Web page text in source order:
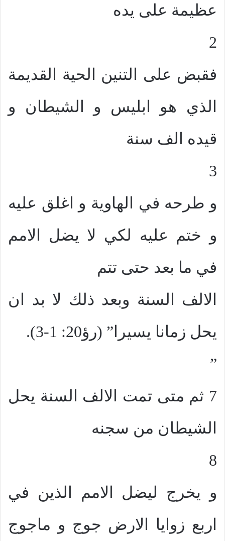
عظيمة على يده
2
فقبض على التنين الحية القديمة
الذي هو ابليس و الشيطان و
قيده الف سنة
3
و طرحه في الهاوية و اغلق عليه
و ختم عليه لكي لا يضل الامم
في ما بعد حتى تتم
الالف السنة وبعد ذلك لا بد ان
يحل زمانا يسيرا” (رؤ20: 1-3).
”
7 ثم متى تمت الالف السنة يحل
الشيطان من سجنه
8
و يخرج ليضل الامم الذين في
اربع زوايا الارض جوج و ماجوج